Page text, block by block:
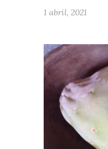
1 abril, 2021